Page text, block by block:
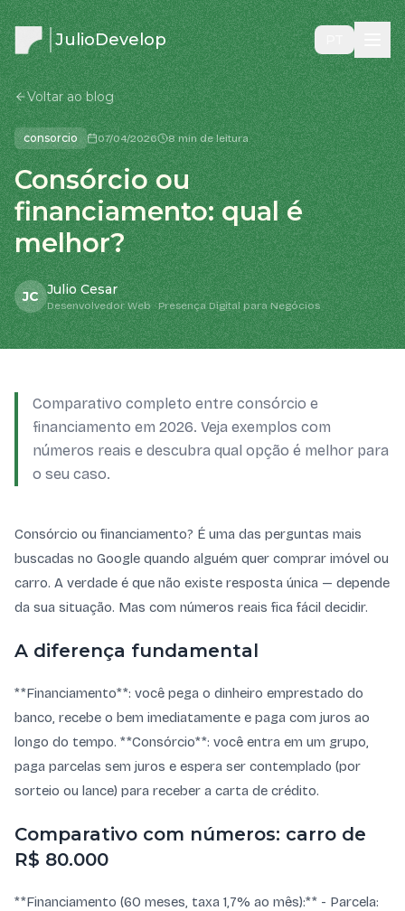
JulioDevelop
Voltar ao blog
consorcio 07/04/2026 8 min de leitura
Consórcio ou
financiamento: qual é
melhor?
JC Julio Cesar
Desenvolvedor Web · Presença Digital para Negócios
Comparativo completo entre consórcio e
financiamento em 2026. Veja exemplos com
números reais e descubra qual opção é melhor para
o seu caso.
Consórcio ou financiamento? É uma das perguntas mais
buscadas no Google quando alguém quer comprar imóvel ou
carro. A verdade é que não existe resposta única — depende
da sua situação. Mas com números reais fica fácil decidir.
A diferença fundamental
**Financiamento**: você pega o dinheiro emprestado do
banco, recebe o bem imediatamente e paga com juros ao
longo do tempo. **Consórcio**: você entra em um grupo,
paga parcelas sem juros e espera ser contemplado (por
sorteio ou lance) para receber a carta de crédito.
Comparativo com números: carro de
R$ 80.000
**Financiamento (60 meses, taxa 1,7% ao mês):** - Parcela: